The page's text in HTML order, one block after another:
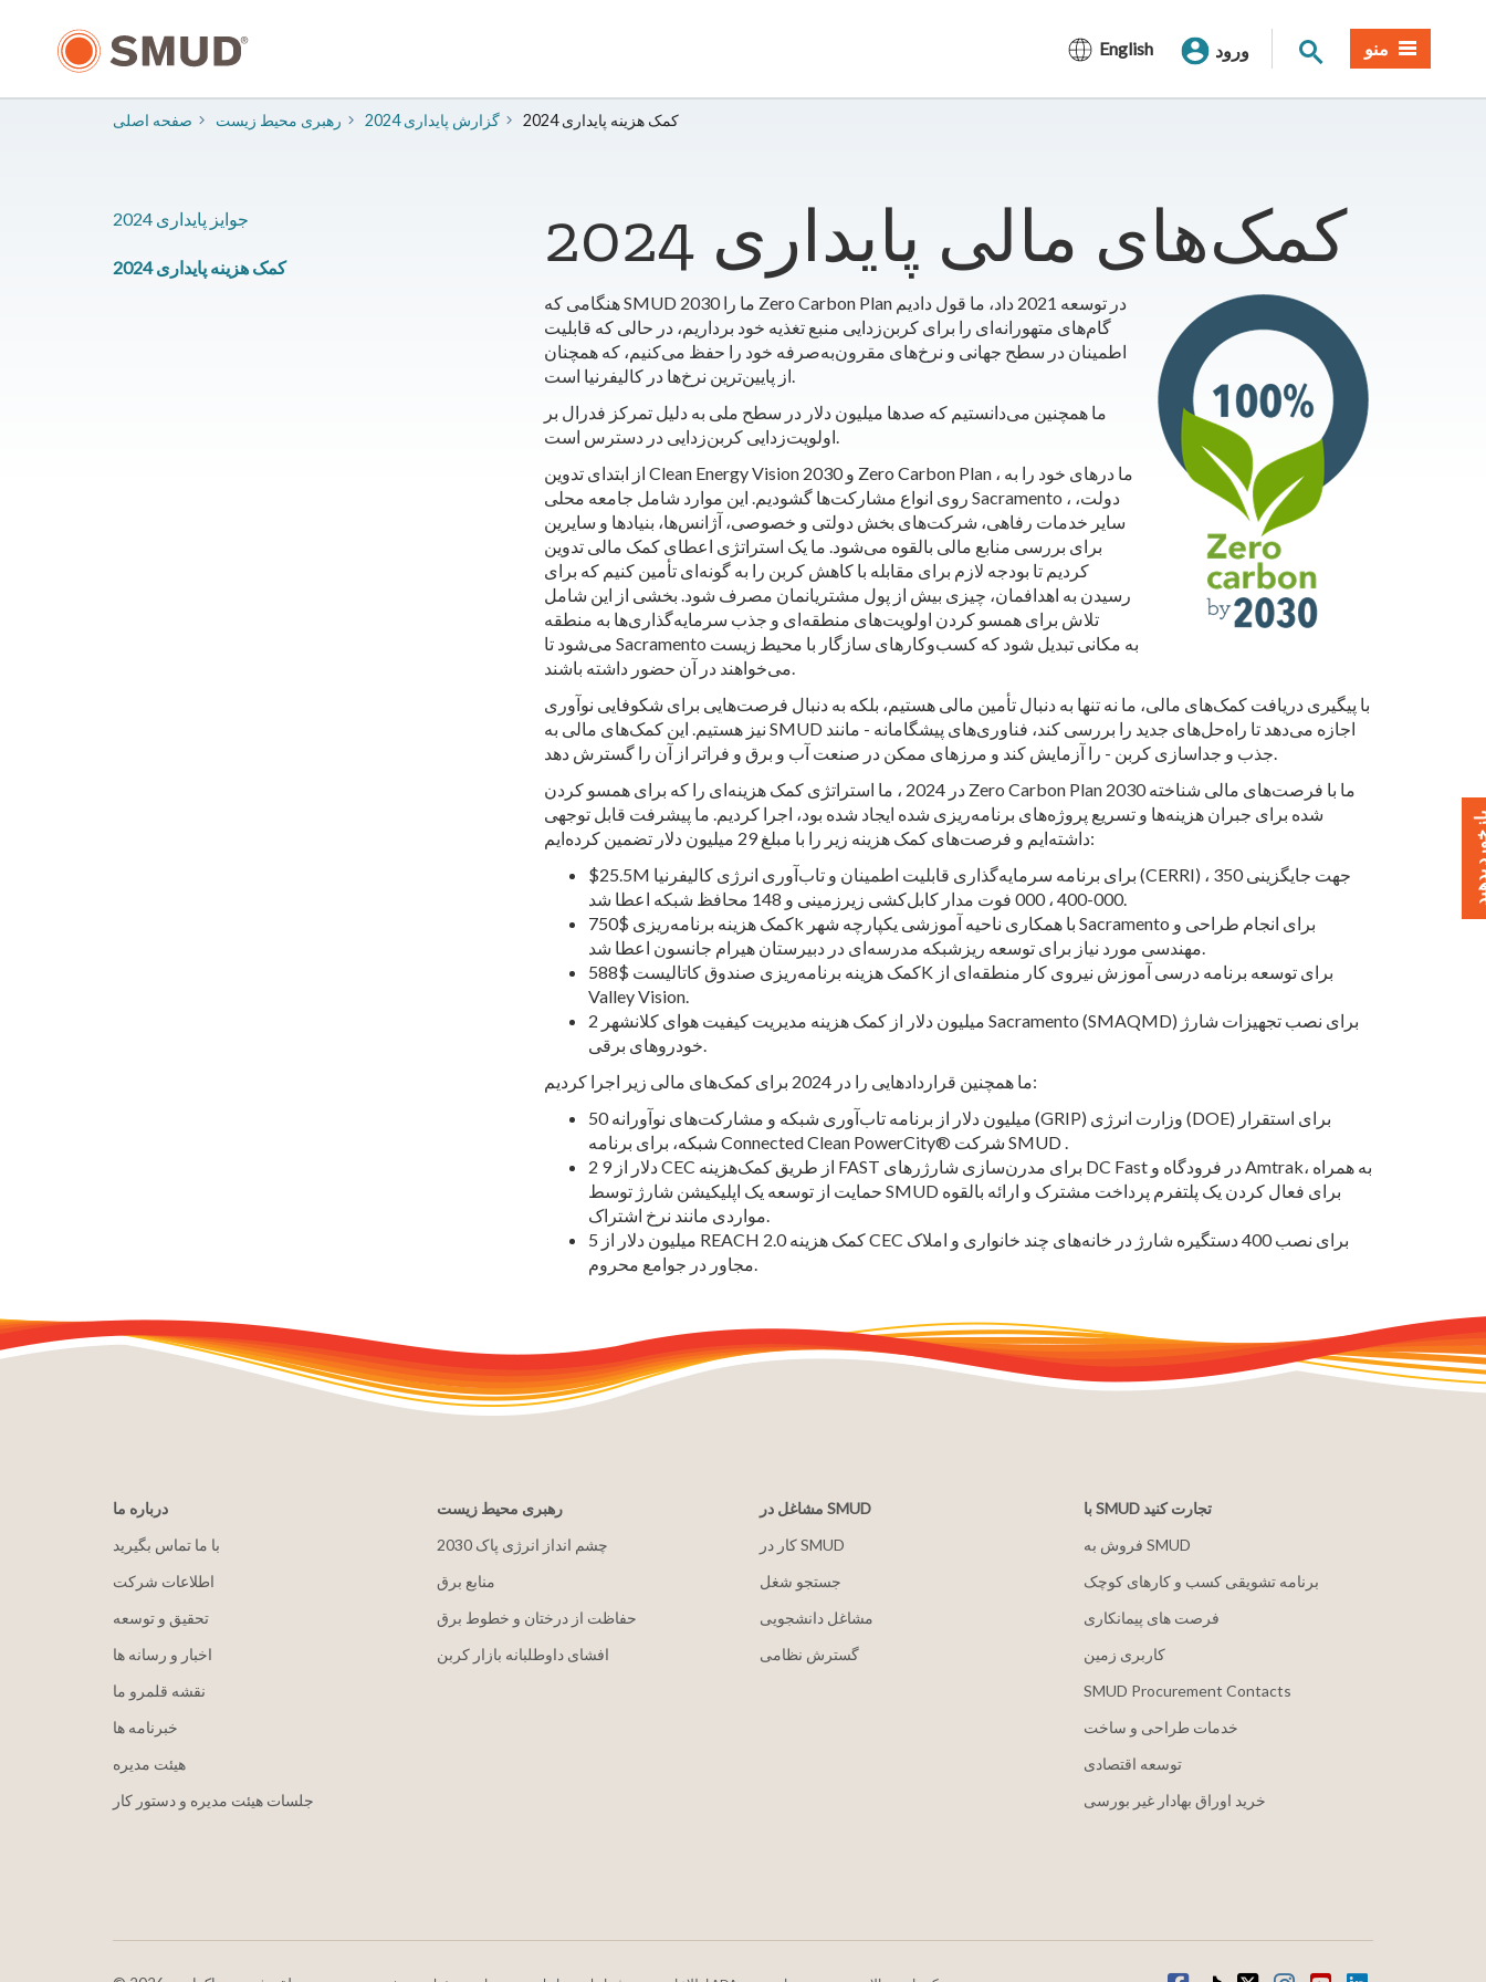
English ورود جستجوی سایت
منو
صفحه اصلی ​رهبری محیط زیست 2024 گزارش پایداری 2024 کمک هزینه پایداری
2024 کمک‌های مالی پایداری
هنگامی که SMUD ما را 2030 Zero Carbon Plan در توسعه 2021 داد، ما قول دادیم
گام‌های متهورانه‌ای را برای کربن‌زدایی منبع تغذیه خود برداریم، در حالی که قابلیت
اطمینان در سطح جهانی و نرخ‌های مقرون‌به‌صرفه خود را حفظ می‌کنیم، که همچنان
از پایین‌ترین نرخ‌ها در کالیفرنیا است.
ما همچنین می‌دانستیم که صدها میلیون دلار در سطح ملی به دلیل تمرکز فدرال بر
اولویت‌زدایی کربن‌زدایی در دسترس است.
از ابتدای تدوین Clean Energy Vision 2030 و Zero Carbon Plan ، ما درهای خود را به
روی انواع مشارکت‌ها گشودیم. این موارد شامل جامعه محلی Sacramento ، دولت،
سایر خدمات رفاهی، شرکت‌های بخش دولتی و خصوصی، آژانس‌ها، بنیادها و سایرین
برای بررسی منابع مالی بالقوه می‌شود. ما یک استراتژی اعطای کمک مالی تدوین
کردیم تا بودجه لازم برای مقابله با کاهش کربن را به گونه‌ای تأمین کنیم که برای
رسیدن به اهدافمان، چیزی بیش از پول مشتریانمان مصرف شود. بخشی از این شامل
تلاش برای همسو کردن اولویت‌های منطقه‌ای و جذب سرمایه‌گذاری‌ها به منطقه
می‌شود تا Sacramento به مکانی تبدیل شود که کسب‌وکارهای سازگار با محیط زیست
می‌خواهند در آن حضور داشته باشند.
با پیگیری دریافت کمک‌های مالی، ما نه تنها به دنبال تأمین مالی هستیم، بلکه به دنبال فرصت‌هایی برای شکوفایی نوآوری
نیز هستیم. این کمک‌های مالی به SMUD اجازه می‌دهد تا راه‌حل‌های جدید را بررسی کند، فناوری‌های پیشگامانه - مانند
جذب و جداسازی کربن - را آزمایش کند و مرزهای ممکن در صنعت آب و برق و فراتر از آن را گسترش دهد.
در 2024 ، ما استراتژی کمک هزینه‌ای را که برای همسو کردن Zero Carbon Plan 2030 ما با فرصت‌های مالی شناخته
شده برای جبران هزینه‌ها و تسریع پروژه‌های برنامه‌ریزی شده ایجاد شده بود، اجرا کردیم. ما پیشرفت قابل توجهی
داشته‌ایم و فرصت‌های کمک هزینه زیر را با مبلغ 29 میلیون دلار تضمین کرده‌ایم:
$25.5M برای برنامه سرمایه‌گذاری قابلیت اطمینان و تاب‌آوری انرژی کالیفرنیا (CERRI) جهت جایگزینی 350 ،
000-400 ، 000 فوت مدار کابل‌کشی زیرزمینی و 148 محافظ شبکه اعطا شد.
کمک هزینه برنامه‌ریزی $750k با همکاری ناحیه آموزشی یکپارچه شهر Sacramento برای انجام طراحی و
مهندسی مورد نیاز برای توسعه ریزشبکه مدرسه‌ای در دبیرستان هیرام جانسون اعطا شد.
کمک هزینه برنامه‌ریزی صندوق کاتالیست $588K برای توسعه برنامه درسی آموزش نیروی کار منطقه‌ای از
Valley Vision.
2 میلیون دلار از کمک هزینه مدیریت کیفیت هوای کلانشهر Sacramento (SMAQMD) برای نصب تجهیزات شارژ
خودروهای برقی.
ما همچنین قراردادهایی را در 2024 برای کمک‌های مالی زیر اجرا کردیم:
50 میلیون دلار از برنامه تاب‌آوری شبکه و مشارکت‌های نوآورانه (GRIP) وزارت انرژی (DOE) برای استقرار
شبکه، برای برنامه Connected Clean PowerCity® شرکت SMUD .
2 9 دلار از CEC از طریق کمک‌هزینه FAST برای مدرن‌سازی شارژرهای DC Fast در فرودگاه و Amtrak، به همراه
حمایت از توسعه یک اپلیکیشن شارژ توسط SMUD برای فعال کردن یک پلتفرم پرداخت مشترک و ارائه بالقوه
مواردی مانند نرخ اشتراک.
5 میلیون دلار از REACH 2.0 کمک هزینه CEC برای نصب 400 دستگیره شارژ در خانه‌های چند خانواری و املاک
مجاور در جوامع محروم.
2024 جوایز پایداری
2024 کمک هزینه پایداری
درباره ما
با ما تماس بگیرید
اطلاعات شرکت
تحقیق و توسعه
اخبار و رسانه ها
نقشه قلمرو ما
خبرنامه ها
هيئت مدیره
جلسات هیئت مدیره و دستور کار
رهبری محیط زیست
2030 چشم انداز انرژی پاک
منابع برق
حفاظت از درختان و خطوط برق
افشای داوطلبانه بازار کربن
مشاغل در SMUD
کار در SMUD
جستجو شغل
مشاغل دانشجویی
گسترش نظامی
با SMUD تجارت کنید
فروش به SMUD
برنامه تشویقی کسب و کارهای کوچک
فرصت های پیمانکاری
کاربری زمین
SMUD Procurement Contacts
خدمات طراحی و ساخت
توسعه اقتصادی
خرید اوراق بهادار غیر بورسی